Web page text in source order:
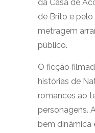
da Casa de
de Brito e
metragem
público.
O ficção
histórias de
romances ao
personagens.
bem dinâmica